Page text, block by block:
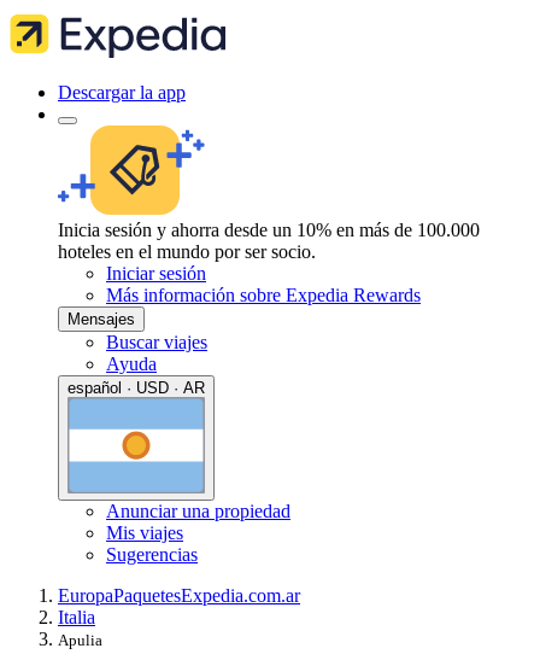
Descargar la app
Inicia sesión y ahorra desde un 10% en más de 100.000
hoteles en el mundo por ser socio.
Iniciar sesión
Más información sobre Expedia Rewards
Mensajes
Buscar viajes
Ayuda
español · USD · AR
Anunciar una propiedad
Mis viajes
Sugerencias
EuropaPaquetesExpedia.com.ar
Italia
Apulia